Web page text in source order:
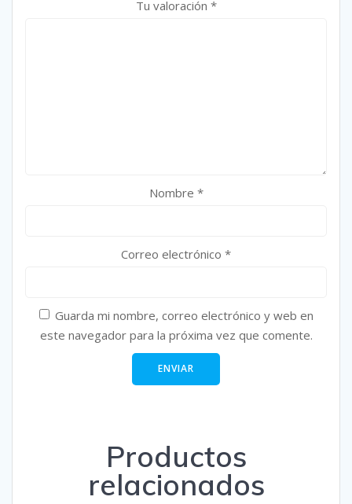
Tu valoración *
Nombre *
Correo electrónico *
Guarda mi nombre, correo electrónico y web en
este navegador para la próxima vez que comente.
Productos
relacionados